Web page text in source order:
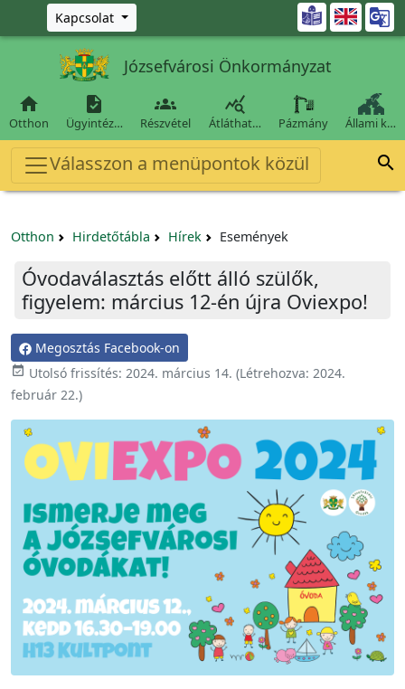
Ugrás a fő tartalomra
Kapcsolat 
Józsefvárosi Önkormányzat

Otthon

Ügyintéz…

Részvétel

Átláthat… Pázmány Állami k…
Válasszon a menüpontok közül 
Otthon Hirdetőtábla Hírek Események
Óvodaválasztás előtt álló szülők,
figyelem: március 12-én újra Oviexpo!
Megosztás Facebook-on
 Utolsó frissítés: 2024. március 14. (Létrehozva: 2024.
február 22.)